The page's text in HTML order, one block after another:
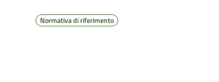
Normativa di riferimento